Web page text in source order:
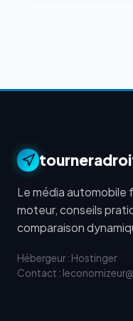
Le média automobile
moteur, conseils
comparaison
Hébergeur : Hostinger
Contact :